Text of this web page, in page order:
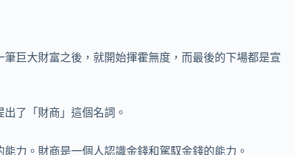
巨大財富之後，就開始揮霍無度，而最後的下場都是宣
了「財商」這個名詞。
力。財商是一個人認識金錢和駕馭金錢的能力。